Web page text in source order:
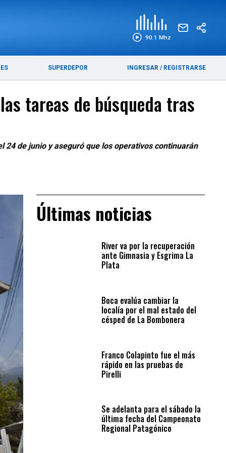
90.1 Mhz
SUPERDEPOR INGRESAR / REGISTRARSE
tareas de búsqueda tras
24 de junio y aseguró que los operativos continuarán
Últimas noticias
River va por la recuperación
ante Gimnasia y Esgrima La
Plata
Boca evalúa cambiar la
localía por el mal estado del
césped de La Bombonera
Franco Colapinto fue el más
rápido en las pruebas de
Pirelli
Se adelanta para el sábado la
última fecha del Campeonato
Regional Patagónico